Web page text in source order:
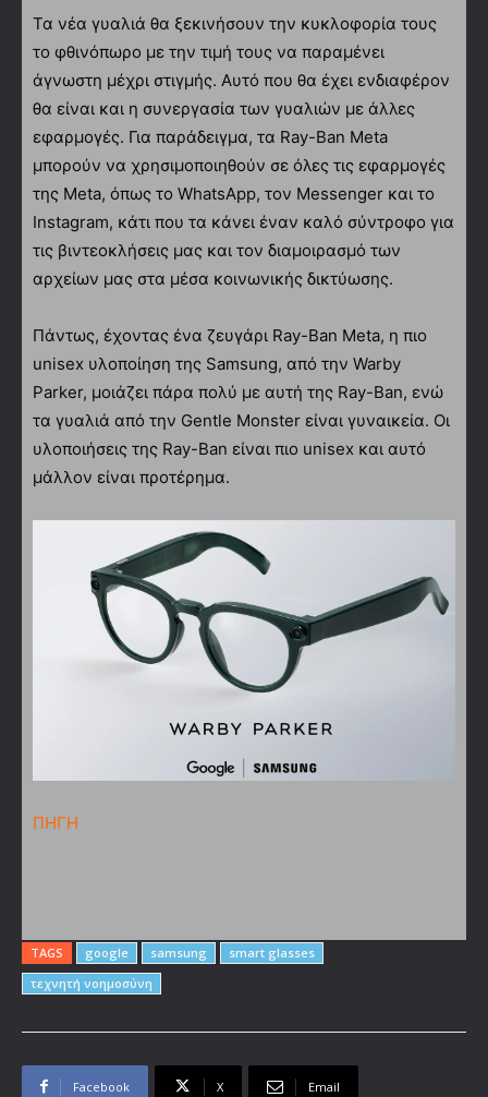
Τα νέα γυαλιά θα ξεκινήσουν την κυκλοφορία τους
το φθινόπωρο με την τιμή τους να παραμένει
άγνωστη μέχρι στιγμής. Αυτό που θα έχει ενδιαφέρον
θα είναι και η συνεργασία των γυαλιών με άλλες
εφαρμογές. Για παράδειγμα, τα Ray-Ban Meta
μπορούν να χρησιμοποιηθούν σε όλες τις εφαρμογές
της Meta, όπως το WhatsApp, τον Messenger και το
Instagram, κάτι που τα κάνει έναν καλό σύντροφο για
τις βιντεοκλήσεις μας και τον διαμοιρασμό των
αρχείων μας στα μέσα κοινωνικής δικτύωσης.
Πάντως, έχοντας ένα ζευγάρι Ray-Ban Meta, η πιο
unisex υλοποίηση της Samsung, από την Warby
Parker, μοιάζει πάρα πολύ με αυτή της Ray-Ban, ενώ
τα γυαλιά από την Gentle Monster είναι γυναικεία. Οι
υλοποιήσεις της Ray-Ban είναι πιο unisex και αυτό
μάλλον είναι προτέρημα.
ΠΗΓΗ
TAGS google samsung
smart glasses
τεχνητή νοημοσύνη
Facebook X Email